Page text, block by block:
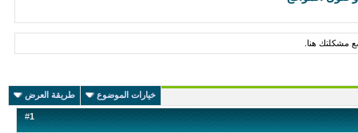
مشكلتك هنا.
خيارات الموضوع طريقة العرض
#1